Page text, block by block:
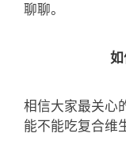
聊聊。
如
相信大家最关心
能不能吃复合维